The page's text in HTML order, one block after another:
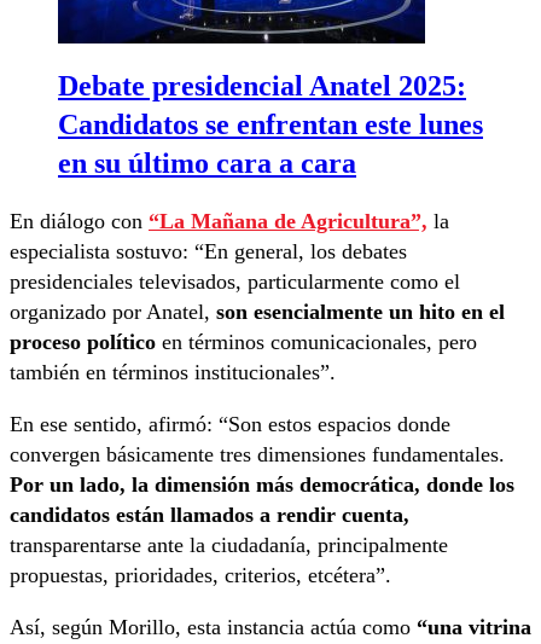
Debate presidencial Anatel 2025:
Candidatos se enfrentan este lunes
en su último cara a cara
En diálogo con “La Mañana de Agricultura”, la
especialista sostuvo: “En general, los debates
presidenciales televisados, particularmente como el
organizado por Anatel, son esencialmente un hito en el
proceso político en términos comunicacionales, pero
también en términos institucionales”.
En ese sentido, afirmó: “Son estos espacios donde
convergen básicamente tres dimensiones fundamentales.
Por un lado, la dimensión más democrática, donde los
candidatos están llamados a rendir cuenta,
transparentarse ante la ciudadanía, principalmente
propuestas, prioridades, criterios, etcétera”.
Así, según Morillo, esta instancia actúa como “una vitrina